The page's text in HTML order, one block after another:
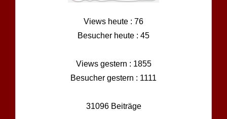
Views heute : 76
Besucher heute : 45
Views gestern : 1855
Besucher gestern : 1111
31096 Beiträge